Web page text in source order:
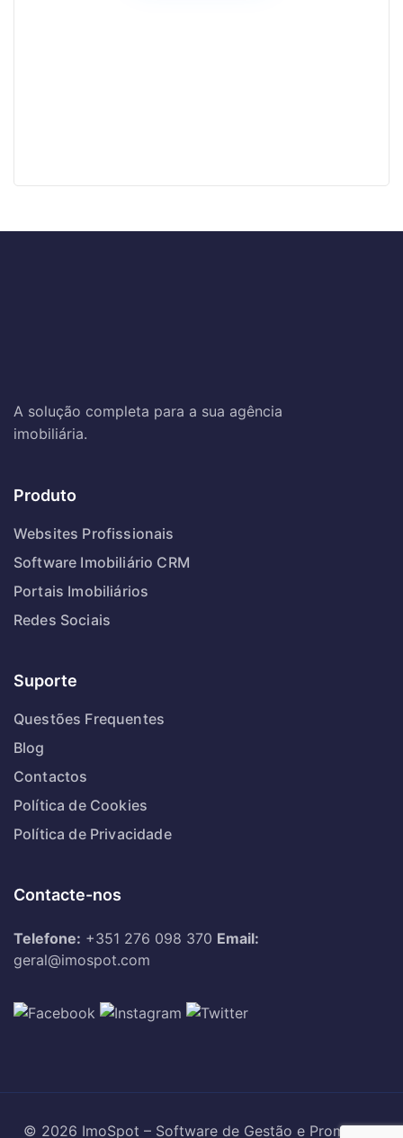
A solução completa para a sua agência
imobiliária.
Produto
Websites Profissionais
Software Imobiliário CRM
Portais Imobiliários
Redes Sociais
Suporte
Questões Frequentes
Blog
Contactos
Política de Cookies
Política de Privacidade
Contacte-nos
Telefone: +351 276 098 370 Email:
geral@imospot.com
© 2026 ImoSpot – Software de Gestão e Promoção